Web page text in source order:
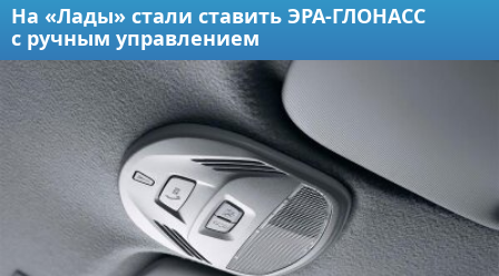
На «Лады» стали ставить ЭРА-ГЛОНАСС
с ручным управлением